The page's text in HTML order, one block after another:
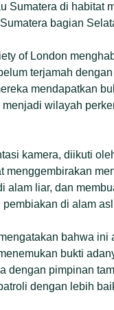
Sumatera di habitat
bagian
of London
terjamah
mendapatkan
wilayah
kamera, diikuti
liar, dan
di alam
bahwa ini
bukti
dengan pimpinan
dengan lebih